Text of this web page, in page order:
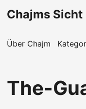
Chajms Sicht
Über Chajm
The-